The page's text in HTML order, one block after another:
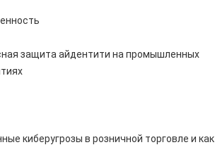
защита айдентити на промышленных
киберугрозы в розничной торговле и как